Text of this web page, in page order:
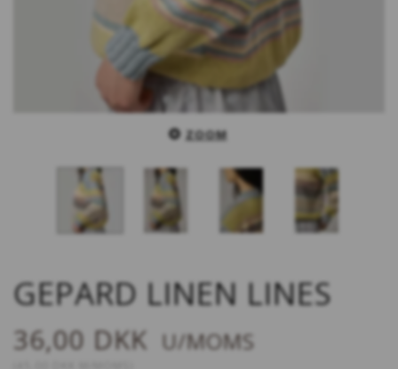
ZOOM
GEPARD LINEN LINES
36,00 DKK U/MOMS